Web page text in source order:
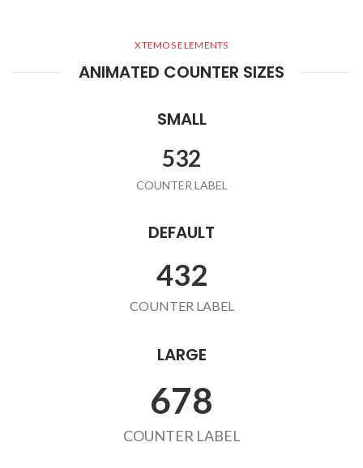
XTEMOS ELEMENTS
ANIMATED COUNTER SIZES
SMALL
532
COUNTER LABEL
DEFAULT
432
COUNTER LABEL
LARGE
678
COUNTER LABEL